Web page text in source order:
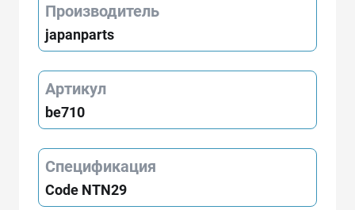
Производитель
japanparts
Артикул
be710
Спецификация
Code NTN29